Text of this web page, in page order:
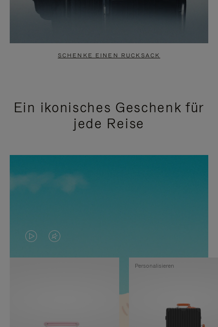
SCHENKE EINEN RUCKSACK
Ein ikonisches Geschenk für
jede Reise
DAS
VIDEO
VIDEO
IST
Personalisieren